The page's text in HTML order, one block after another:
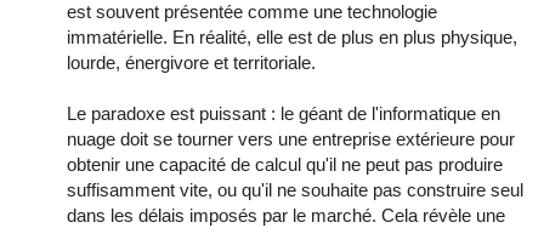
est souvent présentée comme une technologie
immatérielle. En réalité, elle est de plus en plus physique,
lourde, énergivore et territoriale.
Le paradoxe est puissant : le géant de l'informatique en
nuage doit se tourner vers une entreprise extérieure pour
obtenir une capacité de calcul qu'il ne peut pas produire
suffisamment vite, ou qu'il ne souhaite pas construire seul
dans les délais imposés par le marché. Cela révèle une